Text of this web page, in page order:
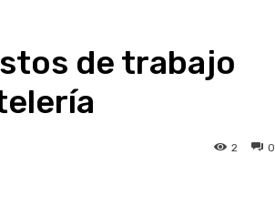
de trabajo
0
2